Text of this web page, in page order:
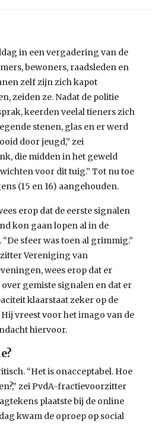
in een vergadering van de
bewoners, raadsleden en
zelf zijn zich kapot
zeiden ze. Nadat de politie
keerden veelal tieners zich
stenen, glas en er werd
door jeugd,” zei
die midden in het geweld
voor dit tuig.” Tot nu toe
(15 en 16) aangehouden.
erop dat de eerste signalen
kon gaan lopen al in de
sfeer was toen al grimmig.”
Vereniging van
wees erop dat er
gemiste signalen en dat er
klaarstaat zeker op de
vreest voor het imago van de
hiervoor.
“Het is onacceptabel. Hoe
zei PvdA-fractievoorzitter
plaatste bij de online
kwam de oproep op social